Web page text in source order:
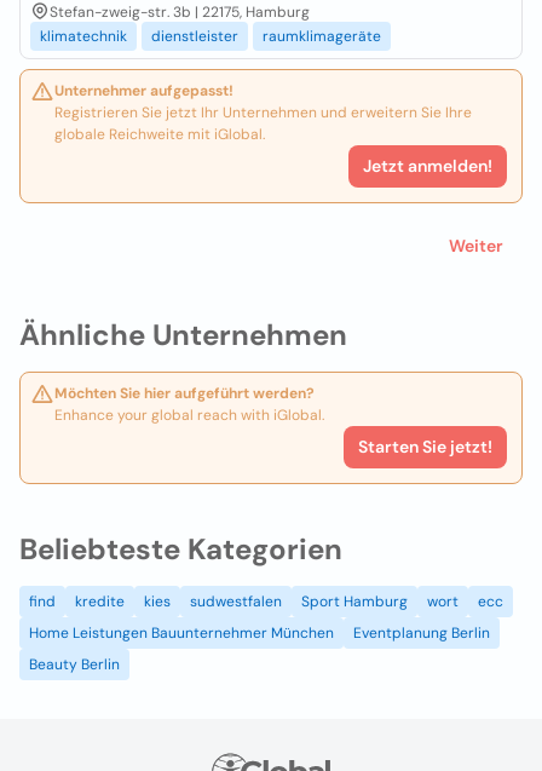
Ähnliche Unternehmen
Möchten Sie hier aufgeführt werden?
Enhance your global reach with iGlobal.
Starten Sie jetzt!
Stefan-zweig-str. 3b | 22175, Hamburg
klimatechnik
dienstleister raumklimageräte
Unternehmer aufgepasst!
Registrieren Sie jetzt Ihr Unternehmen und erweitern Sie Ihre
globale Reichweite mit iGlobal.
Jetzt anmelden!
Weiter
Beliebteste Kategorien
find kredite kies sudwestfalen Sport Hamburg wort
ecc
Home Leistungen Bauunternehmer München
Eventplanung Berlin
Beauty Berlin